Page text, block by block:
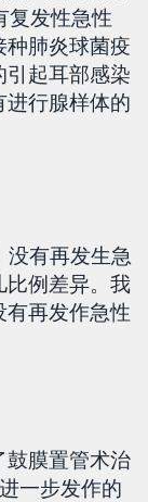
复发性急性
肺炎球菌疫
起耳部感染
行腺样体的
没有再发生急
比例差异。我
再发作急性
鼓膜置管术治
一步发作的